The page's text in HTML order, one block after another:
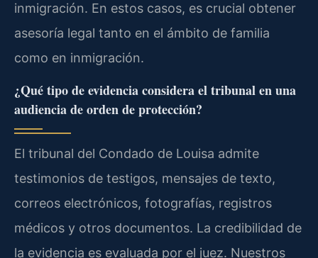
inmigración. En estos casos, es crucial obtener
asesoría legal tanto en el ámbito de familia
como en inmigración.
¿Qué tipo de evidencia considera el tribunal en una
audiencia de orden de protección?
El tribunal del Condado de Louisa admite
testimonios de testigos, mensajes de texto,
correos electrónicos, fotografías, registros
médicos y otros documentos. La credibilidad de
la evidencia es evaluada por el juez. Nuestros